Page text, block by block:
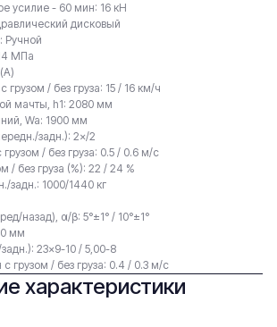
усилие - 60 мин: 16 кН
дисковый
Ручной
МПа
/ без груза: 15 / 16 км/ч
мачты, h1: 2080 мм
Wa: 1900 мм
задн.): 2×/2
/ без груза: 0.5 / 0.6 м/с
/ без груза (%): 22 / 24 %
задн.: 1000/1440 кг
назад), α/β: 5°±1° / 10°±1°
мм
23×9-10 / 5,00-8
грузом / без груза: 0.4 / 0.3 м/с
характеристики